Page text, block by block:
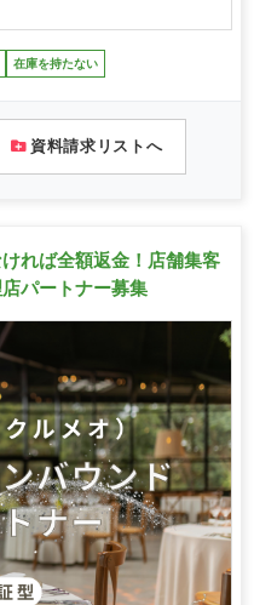
在庫を持たない
資料請求リストへ
れば全額返金！店舗集客
パートナー募集